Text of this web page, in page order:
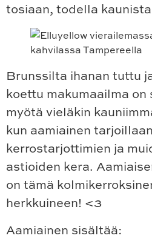
tosiaan, todella
Brunssilta ihanan tuttu
koettu makumaailma
myötä vieläkin
kun aamiainen
kerrostarjottimien ja
astioiden kera.
on tämä
herkkuineen! <3
Aamiainen sisältää: